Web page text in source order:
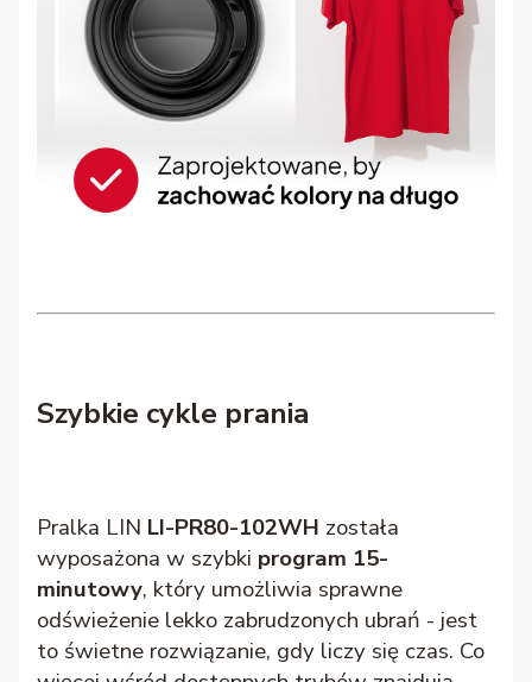
Szybkie cykle prania
Pralka LIN LI-PR80-102WH została
wyposażona w szybki program 15-
minutowy, który umożliwia sprawne
odświeżenie lekko zabrudzonych ubrań - jest
to świetne rozwiązanie, gdy liczy się czas. Co